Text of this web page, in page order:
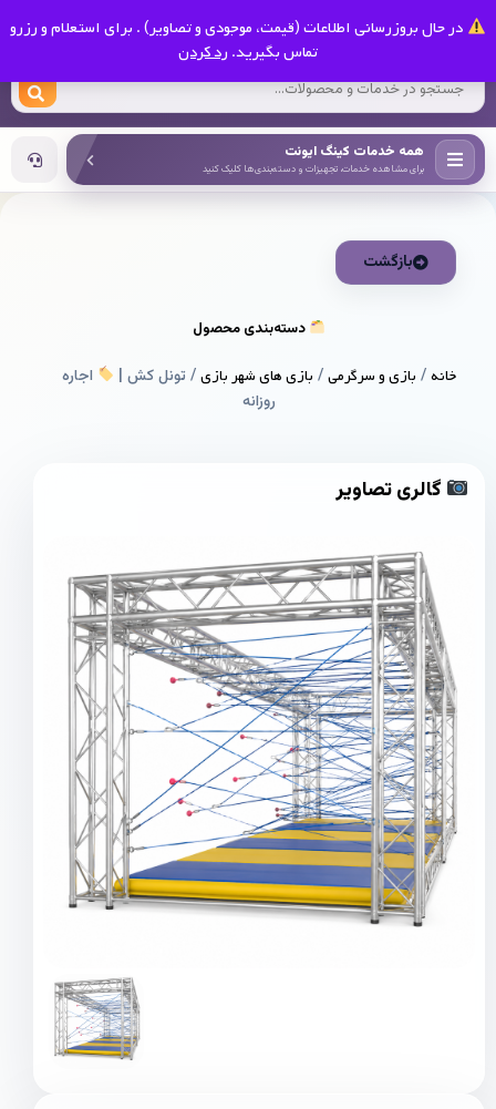
در حال بروزرسانی اطلاعات (قیمت، موجودی و تصاویر) . برای استعلام و رزرو
تماس بگیرید. رد کردن
کینگ ایونت
همه خدمات کینگ ایونت
برای مشاهده خدمات، تجهیزات و دسته‌بندی‌ها کلیک کنید
بازگشت
دسته‌بندی محصول
خانه/ بازی و سرگرمی/ بازی های شهر بازی/ تونل کش |
اجاره
روزانه
گالری تصاویر